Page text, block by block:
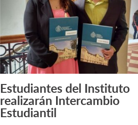
Leer Más +
Estudiantes del Instituto
realizarán Intercambio
Estudiantil